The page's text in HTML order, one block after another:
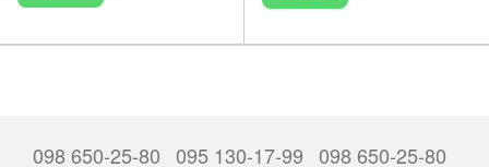
098 650-25-80 095 130-17-99 098 650-25-80